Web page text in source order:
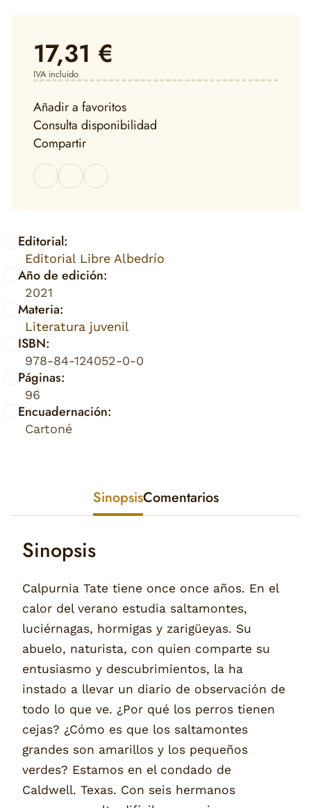
Editorial:
Editorial Libre Albedrío
Año de edición:
2021
Materia:
Literatura juvenil
ISBN:
978-84-124052-0-0
Páginas:
96
Encuadernación:
Cartoné
17,31 €
IVA incluido
Añadir a favoritos
Consulta disponibilidad
Compartir
SinopsisComentarios
Sinopsis
Calpurnia Tate tiene once once años. En el
calor del verano estudia saltamontes,
luciérnagas, hormigas y zarigüeyas. Su
abuelo, naturista, con quien comparte su
entusiasmo y descubrimientos, la ha
instado a llevar un diario de observación de
todo lo que ve. ¿Por qué los perros tienen
cejas? ¿Cómo es que los saltamontes
grandes son amarillos y los pequeños
verdes? Estamos en el condado de
Caldwell. Texas. Con seis hermanos